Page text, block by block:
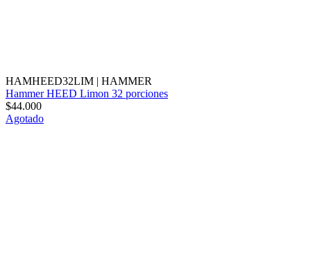
HAMHEED32LIM | HAMMER
Hammer HEED Limon 32 porciones
$44.000
Agotado